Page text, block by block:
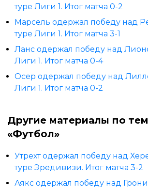
туре Лиги 1. Итог матча 0-2
Марсель одержал победу над
туре Лиги 1. Итог матча 3-1
Ланс одержал победу над
Лиги 1. Итог матча 0-4
Осер одержал победу над
Лиги 1. Итог матча 0-2
Другие материалы по
«Футбол»
Утрехт одержал победу над
туре Эредивизи. Итог матча 3-2
Аякс одержал победу над